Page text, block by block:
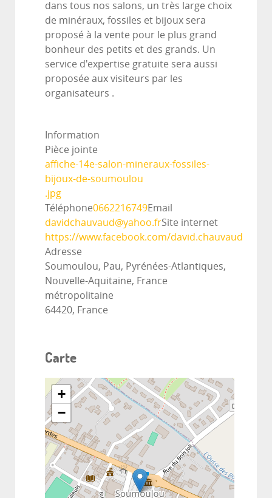
dans tous nos salons, un très large choix
de minéraux, fossiles et bijoux sera
proposé à la vente pour le plus grand
bonheur des petits et des grands. Un
service d'expertise gratuite sera aussi
proposée aux visiteurs par les
organisateurs .
Information
Pièce jointe
affiche-14e-salon-mineraux-fossiles-
bijoux-de-soumoulou
.jpg
Téléphone0662216749Email
davidchauvaud@yahoo.frSite internet
https://www.facebook.com/david.chauvaud
Adresse
Soumoulou, Pau, Pyrénées-Atlantiques,
Nouvelle-Aquitaine, France
métropolitaine
64420, France
Carte
+
−